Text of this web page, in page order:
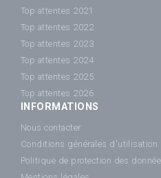
Top attentes 2021
Top attentes 2022
Top attentes 2023
Top attentes 2024
Top attentes 2025
Top attentes 2026
INFORMATIONS
Nous contacter
Conditions générales d'utilisation
Politique de protection des